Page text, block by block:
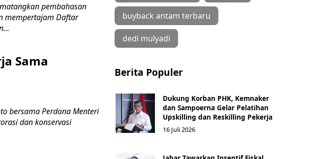
pembahasan
mempertajam Daftar
Sama
bersama Perdana Menteri
dan konservasi
buyback antam terbaru
dedi mulyadi
Berita Populer
Dukung Korban PHK, Kemnaker
dan Sampoerna Gelar Pelatihan
Upskilling dan Reskilling Pekerja
16 Juli 2026